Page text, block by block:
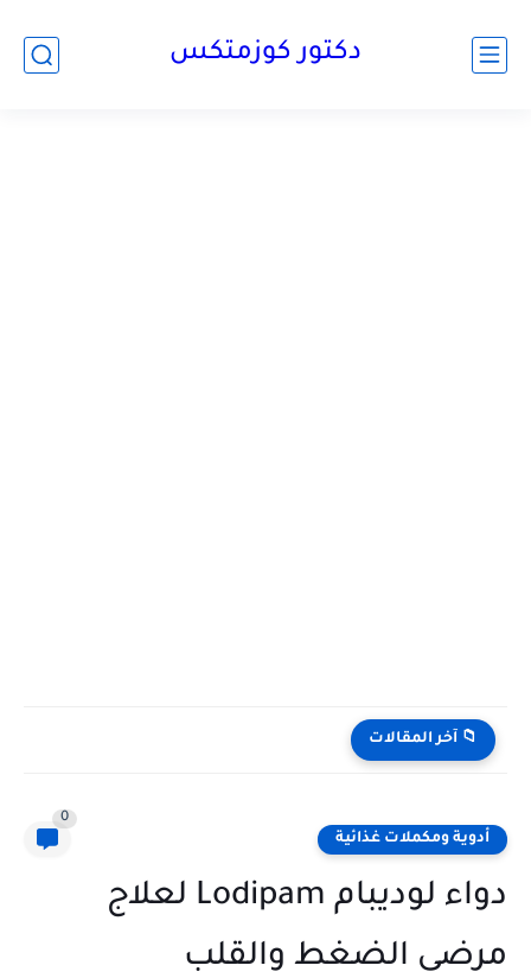
دكتور كوزمتكس
📁 آخر المقالات
أدوية ومكملات غذائية
0
دواء لوديبام Lodipam لعلاج
مرضى الضغط والقلب